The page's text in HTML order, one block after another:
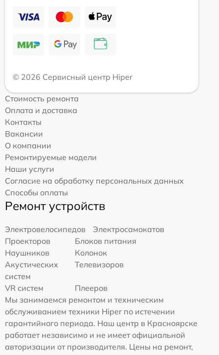
© 2026 Сервисный центр Hiper
Стоимость ремонта
Оплата и доставка
Контакты
Вакансии
О компании
Ремонтируемые модели
Наши услуги
Согласие на обработку персональных данных
Способы оплаты
Ремонт устройств
Электровелосипедов
Электросамокатов
Проекторов
Блоков питания
Наушников
Колонок
Акустических
систем
Телевизоров
VR систем
Плееров
Мы занимаемся ремонтом и техническим
обслуживанием техники Hiper по истечении
гарантийного периода. Наш центр в Красноярске
работает независимо и не имеет официальной
авторизации от производителя. Цены на ремонт,